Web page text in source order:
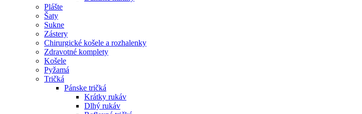
Plášte
Šaty
Sukne
Zástery
Chirurgické košele a rozhalenky
Zdravotné komplety
Košele
Pyžamá
Tričká
Pánske tričká
Krátky rukáv
Dlhý rukáv